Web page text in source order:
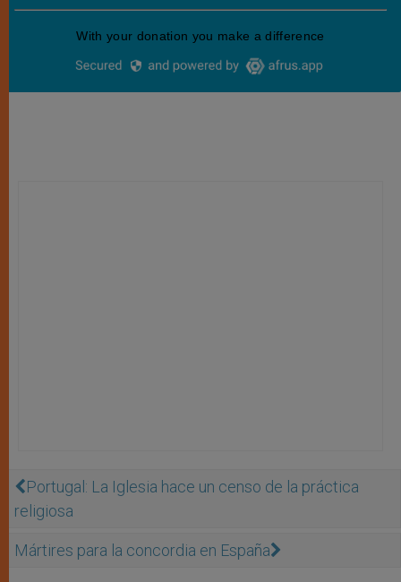
Portugal: La Iglesia hace un censo de la práctica
religiosa
Mártires para la concordia en España